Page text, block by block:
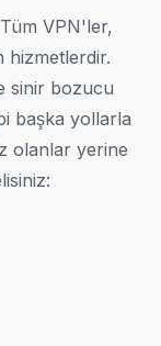
VPN'ler,
hizmetlerdir.
sinir bozucu
başka yollarla
olanlar yerine